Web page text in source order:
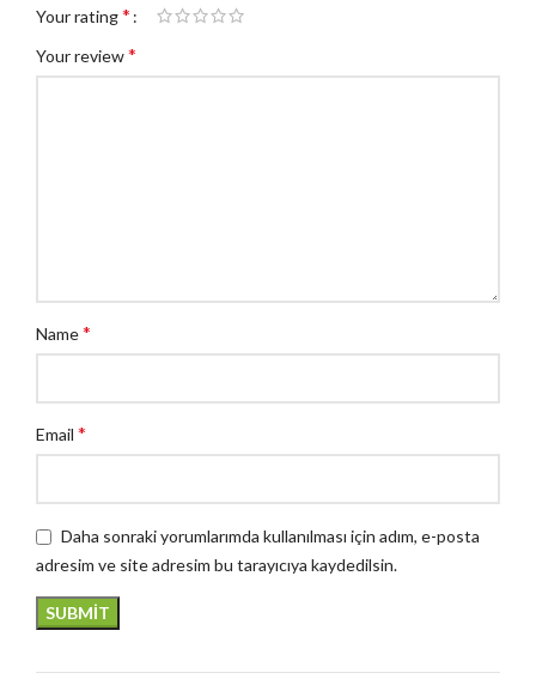
Your rating*
Your review*
Name*
Email *
Daha sonraki yorumlarımda kullanılması için adım, e-posta
adresim ve site adresim bu tarayıcıya kaydedilsin.